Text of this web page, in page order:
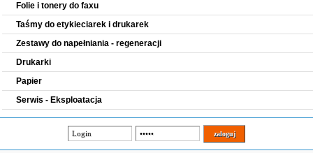
Folie i tonery do faxu
Taśmy do etykieciarek i drukarek
Zestawy do napełniania - regeneracji
Drukarki
Papier
Serwis - Eksploatacja